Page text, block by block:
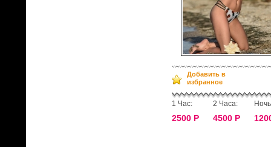
Добавить в
избранное
1 Час:
2500 Р
2 Часа:
4500 Р